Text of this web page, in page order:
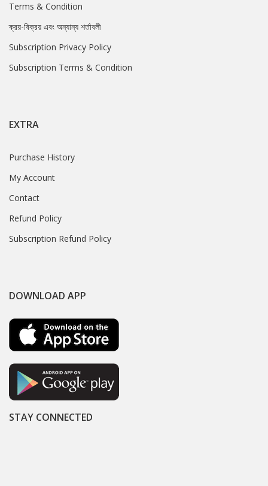
Terms & Condition
ক্রয়-বিক্রয় এবং অন্যান্য শর্তাবলী
Subscription Privacy Policy
Subscription Terms & Condition
EXTRA
Purchase History
My Account
Contact
Refund Policy
Subscription Refund Policy
DOWNLOAD APP
STAY CONNECTED